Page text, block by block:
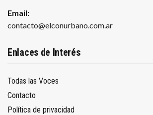
Email:
contacto@elconurbano.com.ar
Enlaces de Interés
Todas las Voces
Contacto
Política de privacidad